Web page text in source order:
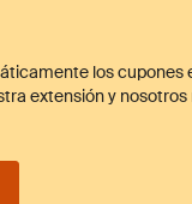
los cupones
extensión y nosotros